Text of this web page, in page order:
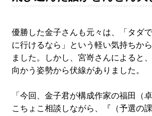
優勝した金子さんも元々は、「タダ
に行けるなら」という軽い気持ちか
ました。しかし、宮嵜さんによると
向かう姿勢から伏線がありました。
「今回、金子君が構成作家の福田（
こちょこ相談しながら、『（予選の